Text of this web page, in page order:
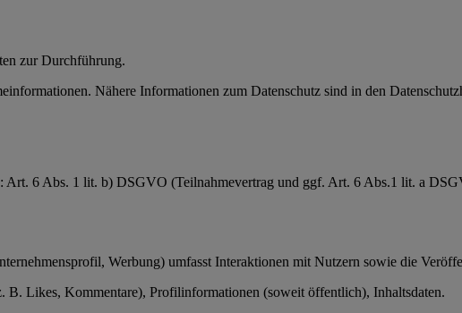
zur Durchführung.
Nähere Informationen zum Datenschutz sind in den
Art. 6 Abs. 1 lit. b) DSGVO (Teilnahmevertrag und ggf. Art. 6 Abs.1 lit. a
Werbung) umfasst Interaktionen mit Nutzern sowie die
B. Likes, Kommentare), Profilinformationen (soweit öffentlich), Inhaltsdaten.